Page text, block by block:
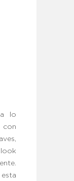
a lo
con
look